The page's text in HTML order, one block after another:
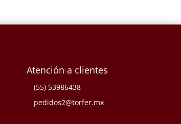
Atención a clientes
(55) 53986438
pedidos2@torfer.mx